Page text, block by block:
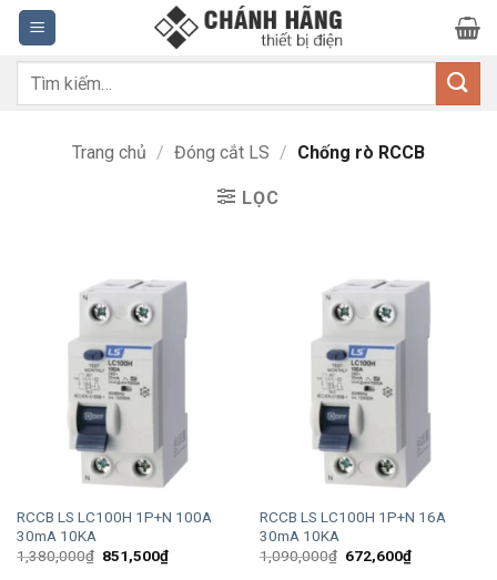
Bỏ
qua
nội
dung
Tìm
Trang chủ / Đóng cắt LS / Chống rò RCCB
LỌC
RCCB LS LC100H 1P+N 100A
30mA 10KA
1,380,000₫ Giá
851,500₫Giá
hiện
RCCB LS LC100H 1P+N 16A
30mA 10KA
1,090,000₫ Giá
672,600₫Giá
hiện